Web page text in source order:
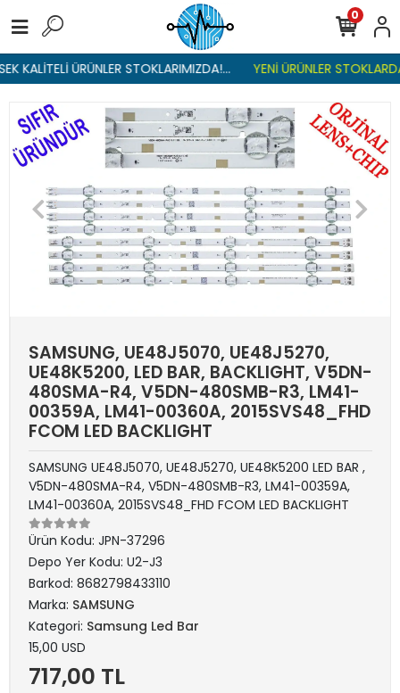
KALİTELİ ÜRÜNLER STOKLARIMIZDA!... YENİ ÜRÜNLER
0
SAMSUNG, UE48J5070, UE48J5270,
UE48K5200, LED BAR, BACKLIGHT, V5DN-
480SMA-R4, V5DN-480SMB-R3, LM41-
00359A, LM41-00360A, 2015SVS48_FHD
FCOM LED BACKLIGHT
SAMSUNG UE48J5070, UE48J5270, UE48K5200 LED BAR ,
V5DN-480SMA-R4, V5DN-480SMB-R3, LM41-00359A,
LM41-00360A, 2015SVS48_FHD FCOM LED BACKLIGHT
Ürün Kodu: JPN-37296
Depo Yer Kodu: U2-J3
Barkod: 8682798433110
Marka: SAMSUNG
Kategori: Samsung Led Bar
15,00 USD
717,00 TL